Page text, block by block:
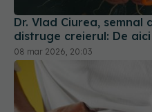
Dr. Vlad Ciurea, semnal
distruge creierul: De
08 mar 2026, 20:03